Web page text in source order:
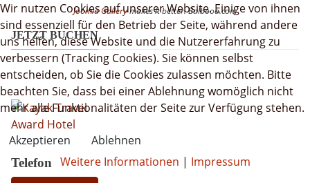
Joomla Gallerymakes it better. Balbooa.com
JETZT BUCHEN
Telefon
Wir nutzen Cookies auf unserer Website. Einige von ihnen
sind essenziell für den Betrieb der Seite, während andere
uns helfen, diese Website und die Nutzererfahrung zu
verbessern (Tracking Cookies). Sie können selbst
entscheiden, ob Sie die Cookies zulassen möchten. Bitte
beachten Sie, dass bei einer Ablehnung womöglich nicht
mehr alle Funktionalitäten der Seite zur Verfügung stehen.
Akzeptieren
Ablehnen
Weitere Informationen | Impressum